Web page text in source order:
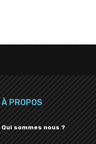
À PROPOS
Qui sommes nous ?